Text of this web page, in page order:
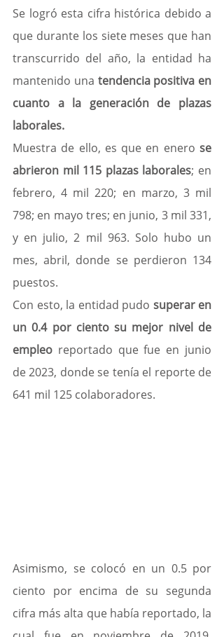
Se logró esta cifra histórica debido a
que durante los siete meses que han
transcurrido del año, la entidad ha
mantenido una tendencia positiva en
cuanto a la generación de plazas
laborales.
Muestra de ello, es que en enero se
abrieron mil 115 plazas laborales; en
febrero, 4 mil 220; en marzo, 3 mil
798; en mayo tres; en junio, 3 mil 331,
y en julio, 2 mil 963. Solo hubo un
mes, abril, donde se perdieron 134
puestos.
Con esto, la entidad pudo superar en
un 0.4 por ciento su mejor nivel de
empleo reportado que fue en junio
de 2023, donde se tenía el reporte de
641 mil 125 colaboradores.
Asimismo, se colocó en un 0.5 por
ciento por encima de su segunda
cifra más alta que había reportado, la